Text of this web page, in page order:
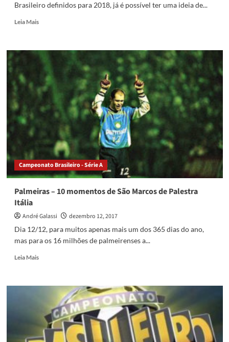
Brasileiro definidos para 2018, já é possível ter uma ideia de...
Leia MaisRead
Veja
como
distribuição
das
cotas
de
nas
Séries
e
B
2018
Campeonato Brasileiro - Série A
Palmeiras – 10 momentos de São Marcos de Palestra
Itália
André Galassi
dezembro 12, 2017
Dia 12/12, para muitos apenas mais um dos 365 dias do ano,
mas para os 16 milhões de palmeirenses a...
Leia MaisRead
Palmeiras
momentos
São